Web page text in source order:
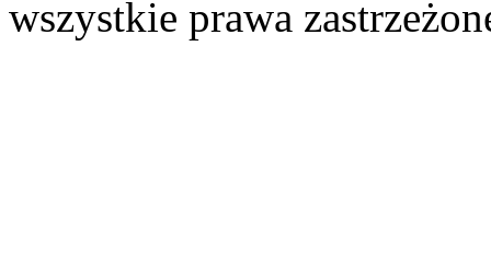
wszystkie prawa